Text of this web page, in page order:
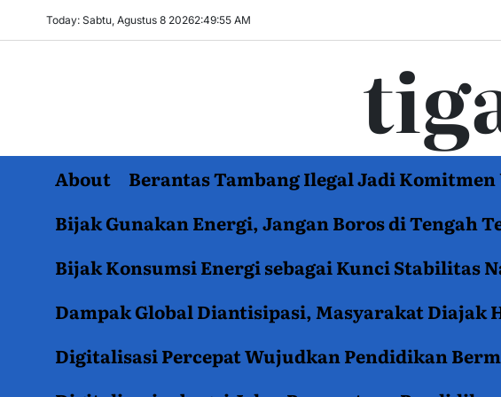
Today: Sabtu, Agustus 8 20262:49:56 AM
About
Berantas Tambang Ilegal Jadi
Bijak Gunakan Energi, Jangan Boros di Tengah
Bijak Konsumsi Energi sebagai Kunci Stabilitas
Dampak Global Diantisipasi, Masyarakat Diajak
Digitalisasi Percepat Wujudkan Pendidikan